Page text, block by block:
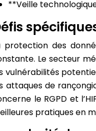
**Veille
protection des
Le secteur
vulnérabilités
attaques de
le RGPD et
pratiques en